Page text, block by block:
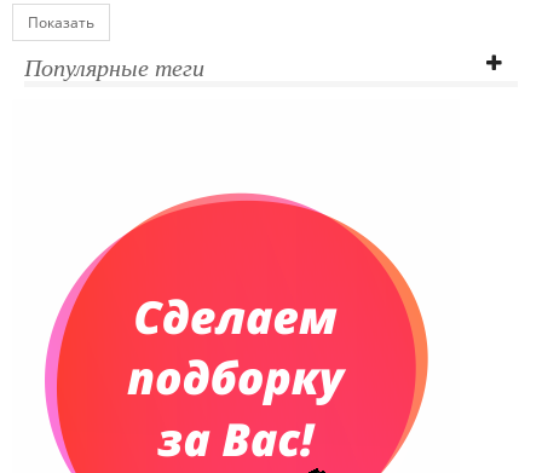
Датированные ежедневники
Планинги недатированные
Телефонные книжки
Сумки и Рюкзаки
Сумки для планшетов и ноутбуков
Рюкзаки
Конференц-сумки
Сумки для покупок промо
Показать
Популярные теги